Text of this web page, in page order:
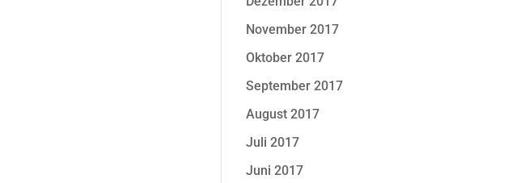
November 2017
Oktober 2017
September 2017
August 2017
Juli 2017
Juni 2017